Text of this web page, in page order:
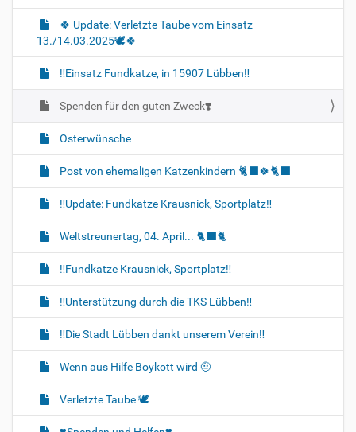
🍀 Update: Verletzte Taube vom Einsatz
13./14.03.2025🕊🍀
‼️Einsatz Fundkatze, in 15907 Lübben‼️
Spenden für den guten Zweck❣️
Osterwünsche
Post von ehemaligen Katzenkindern 🐈‍⬛🍀🐈‍⬛
‼️Update: Fundkatze Krausnick, Sportplatz‼️
Weltstreunertag, 04. April... 🐈‍⬛🐈
‼️Fundkatze Krausnick, Sportplatz‼️
‼️Unterstützung durch die TKS Lübben‼️
‼️Die Stadt Lübben dankt unserem Verein‼️
Wenn aus Hilfe Boykott wird 🤨
Verletzte Taube 🕊